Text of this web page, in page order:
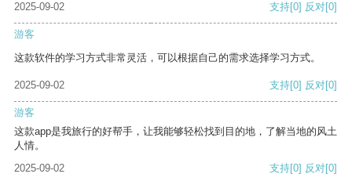
2025-09-02 支持[0] 反对[0]
游客
这款软件的学习方式非常灵活，可以根据自己的需求选择学习方式。
2025-09-02 支持[0] 反对[0]
游客
这款app是我旅行的好帮手，让我能够轻松找到目的地，了解当地的风土
人情。
2025-09-02
支持[0] 反对[0]